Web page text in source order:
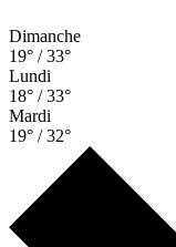
Dimanche
19° / 33°
Lundi
18° / 33°
Mardi
19° / 32°